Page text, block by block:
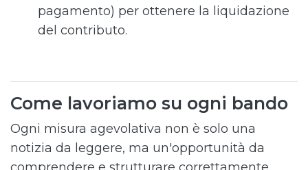
pagamento) per ottenere la liquidazione
del contributo.
Come lavoriamo su ogni bando
Ogni misura agevolativa non è solo una
notizia da leggere, ma un'opportunità da